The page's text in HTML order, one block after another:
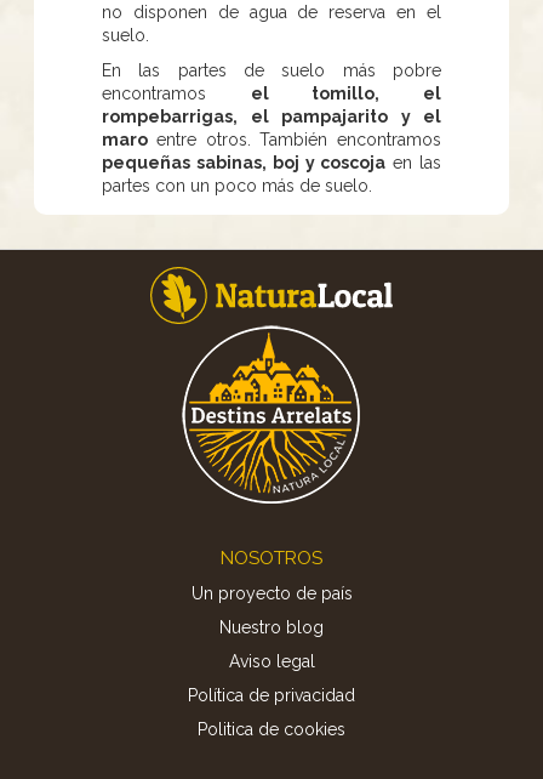
no disponen de agua de reserva en el
suelo.
En las partes de suelo más pobre
encontramos el tomillo, el
rompebarrigas, el pampajarito y el
maro entre otros. También encontramos
pequeñas sabinas, boj y coscoja en las
partes con un poco más de suelo.
NOSOTROS
Un proyecto de país
Nuestro blog
Aviso legal
Política de privacidad
Politica de cookies